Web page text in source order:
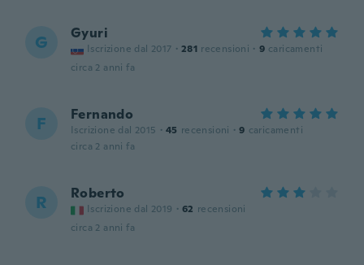
G Gyuri
Iscrizione dal 2017 · 281 recensioni · 9 caricamenti
circa 2 anni fa
F Fernando
Iscrizione dal 2015 · 45 recensioni · 9 caricamenti
circa 2 anni fa
R Roberto
Iscrizione dal 2019 · 62 recensioni
circa 2 anni fa